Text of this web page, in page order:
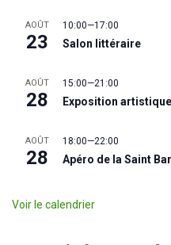
AOÛT
23
10:00—17:00
Salon littéraire
AOÛT
28
15:00—21:00
Exposition
AOÛT
28
18:00—22:00
Apéro de la Saint
Voir le calendrier